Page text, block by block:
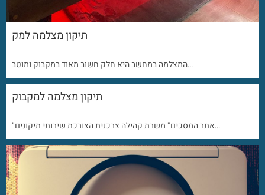
תיקון מצלמה למק
המצלמה במחשב היא חלק חשוב מאוד במקבוק ומוטב…
תיקון מצלמה למקבוק
"אתר המסכים" משרת קהילה צרכנית הצורכת שירותי תיקונים…